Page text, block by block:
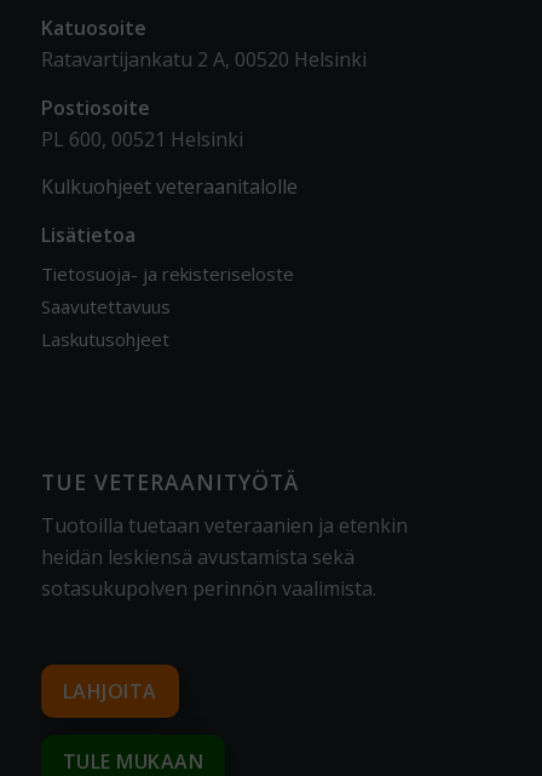
Katuosoite
Ratavartijankatu 2 A, 00520 Helsinki
Postiosoite
PL 600, 00521 Helsinki
Kulkuohjeet veteraanitalolle
Lisätietoa
Tietosuoja- ja rekisteriseloste
Saavutettavuus
Laskutusohjeet
TUE VETERAANITYÖTÄ
Tuotoilla tuetaan veteraanien ja etenkin
heidän leskiensä avustamista sekä
sotasukupolven perinnön vaalimista.
LAHJOITA
TULE MUKAAN